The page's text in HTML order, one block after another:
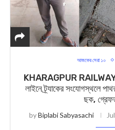
আজকের সেরা ১০
KHARAGPUR
লাইনে ট্র্যাকের সংযোগস্থলে
ছক,
byBiplabi Sabyasachi